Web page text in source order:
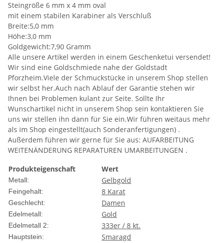
Steingröße 6 mm x 4 mm oval
mit einem stabilen Karabiner als Verschluß
Breite:5,0 mm
Höhe:3,0 mm
Goldgewicht:7,90 Gramm
Alle unsere Artikel werden in einem Geschenketui versendet!
Wir sind eine Goldschmiede nahe der Goldstadt
Pforzheim.Viele der Schmuckstücke in unserem Shop stellen
wir selbst her.Auch nach Ablauf der Garantie stehen wir
Ihnen bei Problemen kulant zur Seite. Sollte Ihr
Wunschartikel nicht in unserem Shop sein kontaktieren Sie
uns wir stellen ihn dann für Sie ein.Wir führen weitaus mehr
als im Shop eingestellt(auch Sonderanfertigungen) .
Außerdem führen wir gerne für Sie aus: AUFARBEITUNG
WEITENÄNDERUNG REPARATUREN UMARBEITUNGEN .
Produkteigenschaft
Wert
Metall: Gelbgold
Feingehalt: 8 Karat
Geschlecht: Damen
Edelmetall: Gold
Edelmetall 2: 333er / 8 kt.
Hauptstein: Smaragd